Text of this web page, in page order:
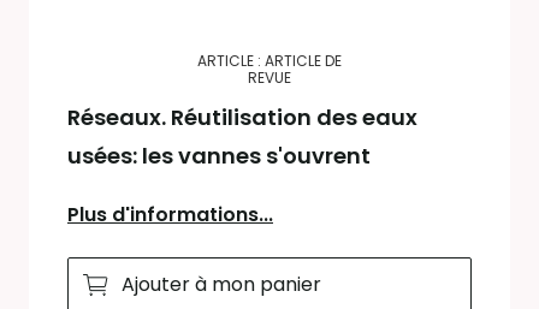
ARTICLE : ARTICLE DE
REVUE
Réseaux. Réutilisation des eaux
usées: les vannes s'ouvrent
Plus d'informations...
Ajouter à mon panier